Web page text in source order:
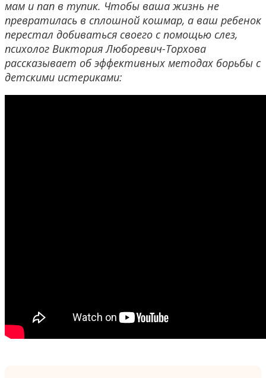
мам и пап в тупик. Чтобы ваша жизнь не
превратилась в сплошной кошмар, а ваш ребенок
перестал добиваться своего с помощью слез,
психолог Виктория Люборевич-Торхова
рассказывает об эффективных методах борьбы с
детскими истериками: